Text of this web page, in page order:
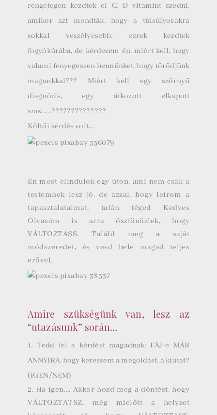
rengetegen kezdtek el C, D vitamint szedni,
amikor azt mondták, hogy a túlsúlyosakra
sokkal veszélyesebb, ezrek kezdtek
fogyókúrába, de kérdezem én, miért kell, hogy
valami fenyegessen bennünket, hogy törődjünk
magunkkal??? Miért kell egy szörnyű
diagnózis, egy átkozott elkapott
sms……??????????????
Költői kérdés volt…
Én most elindulok egy úton, ami nem csak a
testemnek lesz jó, de azzal, hogy leírom a
tapasztalataimat, talán téged Kedves
Olvasóm is arra ösztönözlek, hogy
VÁLTOZTASS. Találd meg a saját
módszeredet, és vesd bele magad teljes
erővel.
Amire szükségünk van, lesz az
“utazásunk” során…
1. Tedd fel a kérdést magadnak: FÁJ-e MÁR
ANNYIRA, hogy keressem a megoldást, a kiutat?
(IGEN/NEM)
2. Ha igen…. Akkor hozd meg a döntést, hogy
VÁLTOZTATSZ, még mielőtt a helyzet